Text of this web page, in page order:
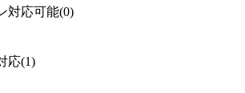
対応可能(0)
応(1)